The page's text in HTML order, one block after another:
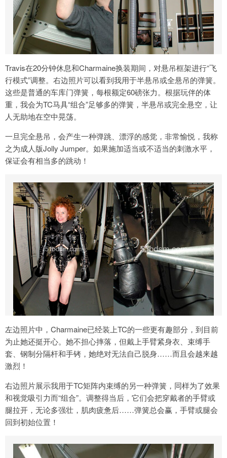
Travis在20分钟休息和Charmaine换装期间，对悬吊框架进行“飞
行模式”调整。右边照片可以看到我用于半悬吊或全悬吊的弹簧。
这些是普通的车库门弹簧，每根额定60磅张力。根据玩伴的体
重，我会为TC马具“组合”足够多的弹簧，半悬吊或完全悬空，让
人无助地在空中晃荡。
一旦完全悬吊，会产生一种弹跳、漂浮的感觉，非常愉悦，我称
之为成人版Jolly Jumper。如果施加适当或不适当的刺激水平，
保证会有相当多的跳动！
左边照片中，Charmaine已经装上TC的一些更有趣部分，到目前
为止她还挺开心。她不担心摔落，但戴上手臂紧身衣、束缚手
套、钢制分隔杆和手铐，她绝对无法自己脱身……而且会越来越
激烈！
右边照片展示我用于TC矩阵内束缚的另一种弹簧，同样为了效果
和视觉吸引力而“组合”。调整得当后，它们会把穿戴者的手臂或
腿拉开，无论多强壮，肌肉疲惫后……弹簧总会赢，手臂或腿会
回到初始位置！